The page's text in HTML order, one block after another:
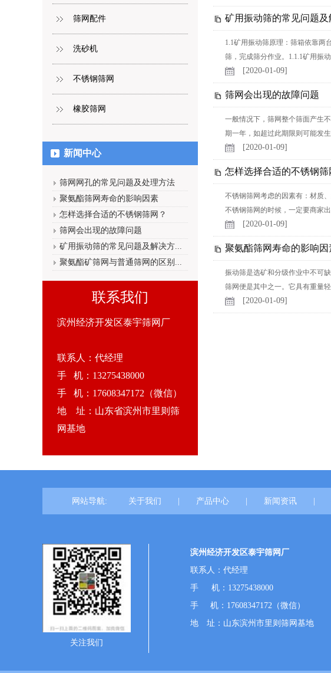
筛网配件
洗砂机
不锈钢筛网
橡胶筛网
新闻中心
筛网网孔的常见问题及处理方法
聚氨酯筛网寿命的影响因素
怎样选择合适的不锈钢筛网？
筛网会出现的故障问题
矿用振动筛的常见问题及解决方...
聚氨酯矿筛网与普通筛网的区别...
联系我们
滨州经济开发区泰宇筛网厂
联系人：代经理
手 机：13275438000
手 机：17608347172（微信）
地 址：山东省滨州市里则筛
网基地
矿用振动筛的常见问题及
1.1矿用振动筛原理：筛箱依靠两
筛，完成筛分作业。1.1.1矿用振
[2020-01-09]
筛网会出现的故障问题
一般情况下，筛网整个筛面产生
期一年，如超过此期限则可能发
[2020-01-09]
怎样选择合适的不锈钢筛
不锈钢筛网考虑的因素有：材质
不锈钢筛网的时候，一定要商家
[2020-01-09]
聚氨酯筛网寿命的影响因
振动筛是选矿和分级作业中不可
筛网便是其中之一。它具有重量
[2020-01-09]
网站导航: 关于我们 产品中心 新闻资讯
关注我们
滨州经济开发区泰宇筛网厂
联系人：代经理
手 机：13275438000
手 机：17608347172（微信）
地 址：山东滨州市里则筛网基地